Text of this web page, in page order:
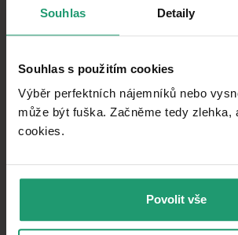
Souhlas Detaily
Souhlas s použitím cookies
Výběr perfektních nájemníků nebo
může být fuška. Začněme tedy zlehka,
cookies.​
Povolit vše
Restaurace je zkolaudována
Prostory se nachází na zastávce
minut od Andělu.
Nájem - 20 500 Kč + elektřina a
Vratná jistota (kauce) - není
Provize - není
Jednorázové odstupné - 120 000 Kč